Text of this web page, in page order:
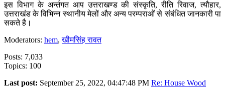
इस विभाग के अर्न्तगत आप उत्तराखण्ड की संस्कृति, रीति रिवाज, त्यौहार,
उत्तराखंड के विभिन्न स्थानीय मेलों और अन्य परम्पराओं से संबंधित जानकारी पा
सकते है।
Moderators: hem,खीमसिंह रावत
Posts: 7,033
Topics: 100
Last post: September 25, 2022, 04:47:48 PM Re: House Wood